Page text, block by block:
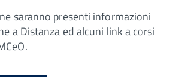
saranno presenti informazioni
a Distanza ed alcuni link a corsi